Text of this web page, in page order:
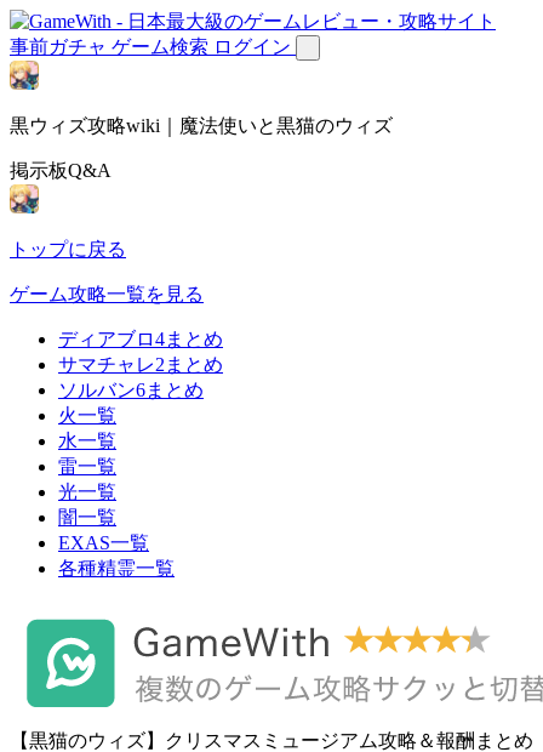
事前ガチャ ゲーム検索 ログイン
黒ウィズ攻略wiki｜魔法使いと黒猫のウィズ
掲示板Q&A
トップに戻る
ゲーム攻略一覧を見る
ディアブロ4まとめ
サマチャレ2まとめ
ソルバン6まとめ
火一覧
水一覧
雷一覧
光一覧
闇一覧
EXAS一覧
各種精霊一覧
【黒猫のウィズ】クリスマスミュージアム攻略＆報酬まとめ